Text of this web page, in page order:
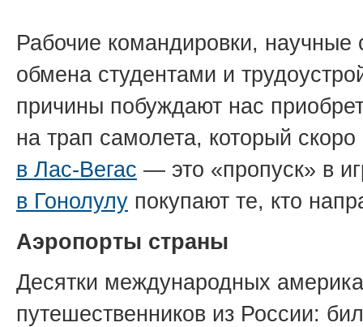
Рабочие командировки,
обмена студентами и
причины побуждают нас
на трап самолета, который
в Лас-Вегас — это «пропуск» в
в Гонолулу покупают те, кто
Аэропорты страны
Десятки международных
путешественников из России: